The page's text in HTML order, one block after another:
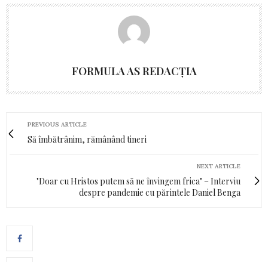
FORMULA AS REDACȚIA
PREVIOUS ARTICLE
Să îmbătrânim, rămânând tineri
NEXT ARTICLE
"Doar cu Hristos putem să ne învingem frica" – Interviu
despre pandemie cu părintele Daniel Benga